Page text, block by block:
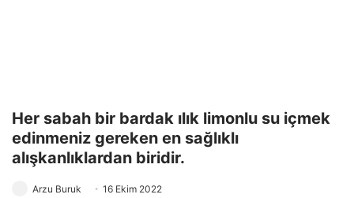
Her sabah bir bardak ılık limonlu su içmek
edinmeniz gereken en sağlıklı
alışkanlıklardan biridir.
Arzu Buruk 16 Ekim 2022